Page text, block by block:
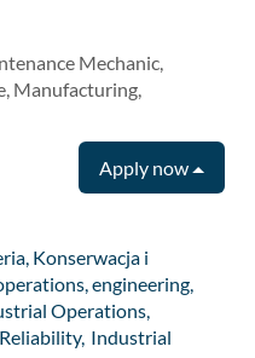
Mechanic,
Manufacturing,
Apply now
Konserwacja i
engineering,
Operations,
Industrial